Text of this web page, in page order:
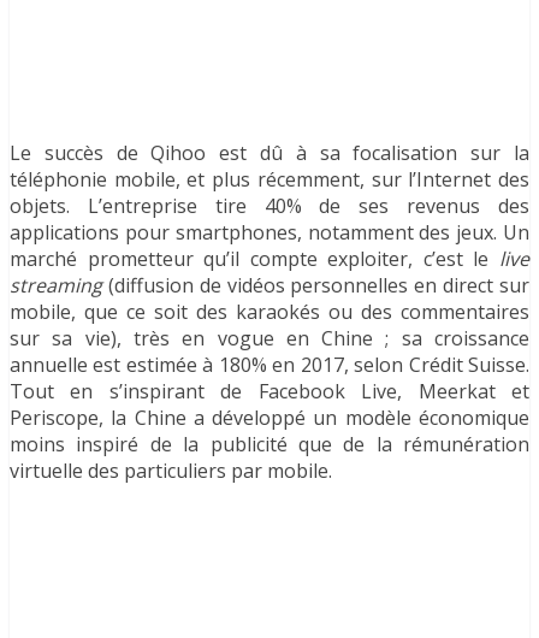
Le succès de Qihoo est dû à sa focalisation sur la
téléphonie mobile, et plus récemment, sur l’Internet des
objets. L’entreprise tire 40% de ses revenus des
applications pour smartphones, notamment des jeux. Un
marché prometteur qu’il compte exploiter, c’est le live
streaming(diffusion de vidéos personnelles en direct sur
mobile, que ce soit des karaokés ou des commentaires
sur sa vie), très en vogue en Chine ; sa croissance
annuelle est estimée à 180% en 2017, selon Crédit Suisse.
Tout en s’inspirant de Facebook Live, Meerkat et
Periscope, la Chine a développé un modèle économique
moins inspiré de la publicité que de la rémunération
virtuelle des particuliers par mobile.